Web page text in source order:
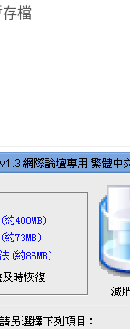
檔